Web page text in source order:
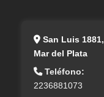
San Luis 1881,
Mar del Plata
Teléfono:
2236881073